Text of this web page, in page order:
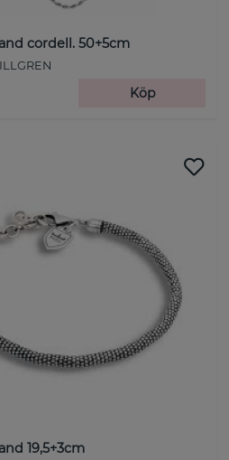
cordell. 50+5cm
Köp
19,5+3cm